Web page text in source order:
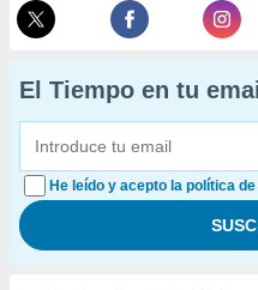
El Tiempo en tu
He leído y acepto la política